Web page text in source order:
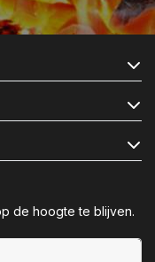
de hoogte te blijven.